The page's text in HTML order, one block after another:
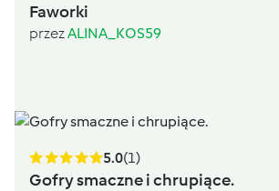
Faworki
przezALINA_KOS59
5.0(1)
Gofry smaczne i chrupiące.